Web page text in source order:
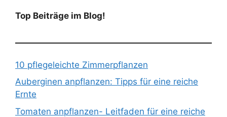
Top Beiträge im Blog!
10 pflegeleichte Zimmerpflanzen
Auberginen anpflanzen: Tipps für eine reiche
Ernte
Tomaten anpflanzen- Leitfaden für eine reiche